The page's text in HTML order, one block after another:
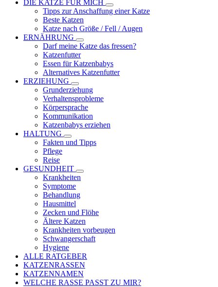
DIE KATZE FÜR MICH
Tipps zur Anschaffung einer Katze
Beste Katzen
Katze nach Größe / Fell / Augen
ERNÄHRUNG
Darf meine Katze das fressen?
Katzenfutter
Essen für Katzenbabys
Alternatives Katzenfutter
ERZIEHUNG
Grunderziehung
Verhaltensprobleme
Körpersprache
Kommunikation
Katzenbabys erziehen
HALTUNG
Fakten und Tipps
Pflege
Reise
GESUNDHEIT
Krankheiten
Symptome
Behandlung
Hausmittel
Zecken und Flöhe
Ältere Katzen
Krankheiten vorbeugen
Schwangerschaft
Hygiene
ALLE RATGEBER
KATZENRASSEN
KATZENNAMEN
WELCHE RASSE PASST ZU MIR?